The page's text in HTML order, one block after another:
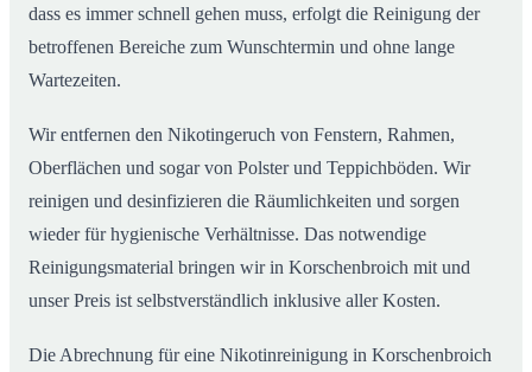
dass es immer schnell gehen muss, erfolgt die Reinigung der
betroffenen Bereiche zum Wunschtermin und ohne lange
Wartezeiten.
Wir entfernen den Nikotingeruch von Fenstern, Rahmen,
Oberflächen und sogar von Polster und Teppichböden. Wir
reinigen und desinfizieren die Räumlichkeiten und sorgen
wieder für hygienische Verhältnisse. Das notwendige
Reinigungsmaterial bringen wir in Korschenbroich mit und
unser Preis ist selbstverständlich inklusive aller Kosten.
Die Abrechnung für eine Nikotinreinigung in Korschenbroich